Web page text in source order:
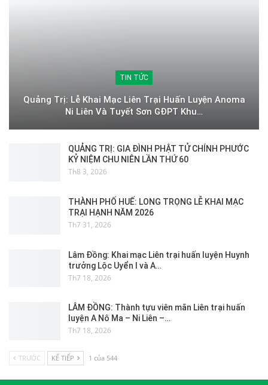
TIN TỨC
Quảng Trị: Lễ Khai Mạc Liên Trại Huấn Luyện Anoma
Ni Liên Và Tuyết Sơn GĐPT Khu…
QUẢNG TRỊ: GIA ĐÌNH PHẬT TỬ CHÍNH PHƯỚC
KỶ NIỆM CHU NIÊN LẦN THỨ 60
Th8 3, 2026
THÀNH PHỐ HUẾ: LONG TRỌNG LỄ KHAI MẠC
TRẠI HẠNH NĂM 2026
Th7 31, 2026
Lâm Đồng: Khai mạc Liên trại huấn luyện Huynh
trưởng Lộc Uyển I và A…
Th7 18, 2026
LÂM ĐỒNG: Thành tựu viên mãn Liên trại huấn
luyện A Nô Ma – Ni Liên –…
Th7 18, 2026
TRƯỚC KẾ TIẾP 1 của 544